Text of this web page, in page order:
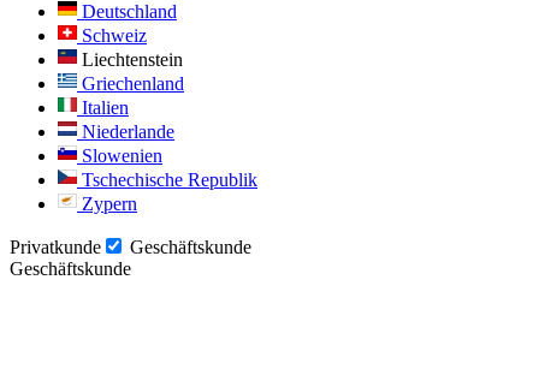
Deutschland
Schweiz
Liechtenstein
Griechenland
Italien
Niederlande
Slowenien
Tschechische Republik
Zypern
Privatkunde
Geschäftskunde
Geschäftskunde